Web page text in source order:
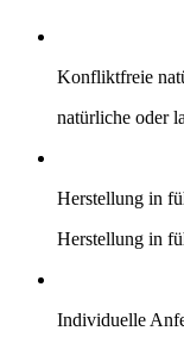
Konfliktfreie
natürliche oder
Herstellung in
Herstellung in
Individuelle